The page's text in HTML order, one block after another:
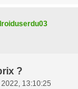
?
13:10:25